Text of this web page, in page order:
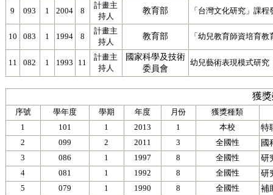
9 093 1 2004 8
計畫主
持人
教育部 「台灣文化研究」課
10 083 1 1994 8
計畫主
持人
教育部 「幼兒教育師資培育
11 082 1 1993 11
計畫主
持人
國家科學及技術
委員會
幼兒藝術表現模式研究
獲
序號 學年度 學期 年度 月份
獲獎種類
1
101 1 2013 1 本校 特
2 099 2 2011 3 全國性 國
3 086 1 1997 8 全國性 研
4 081 1 1992 8 全國性 研
5 079 1 1990 8 全國性 補